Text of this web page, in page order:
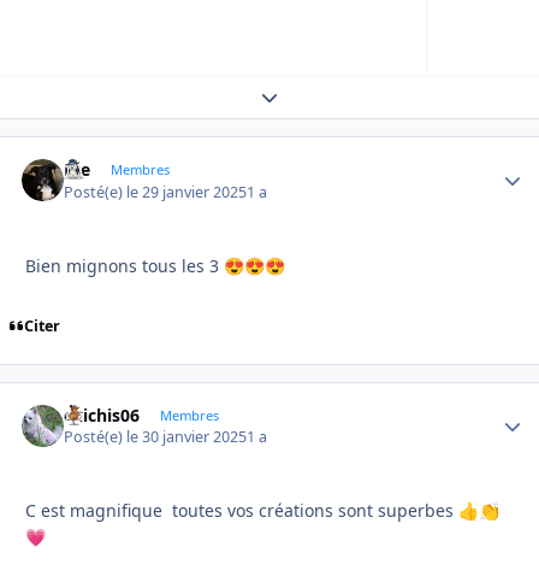
Expand topic overview
Joe Membres
Posté(e) le 29 janvier 20251 a
Bien mignons tous les 3 😍😍😍
Citer
chichis06 Membres
Posté(e) le 30 janvier 20251 a
C est magnifique toutes vos créations sont superbes 👍👏
💗